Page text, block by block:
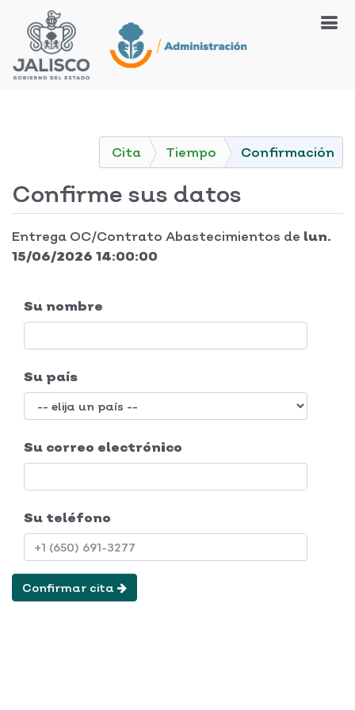
Cita Tiempo Confirmación
Confirme sus datos
Entrega OC/Contrato Abastecimientos de lun.
15/06/2026 14:00:00
Su nombre
Su país
Su correo electrónico
Su teléfono
Confirmar cita